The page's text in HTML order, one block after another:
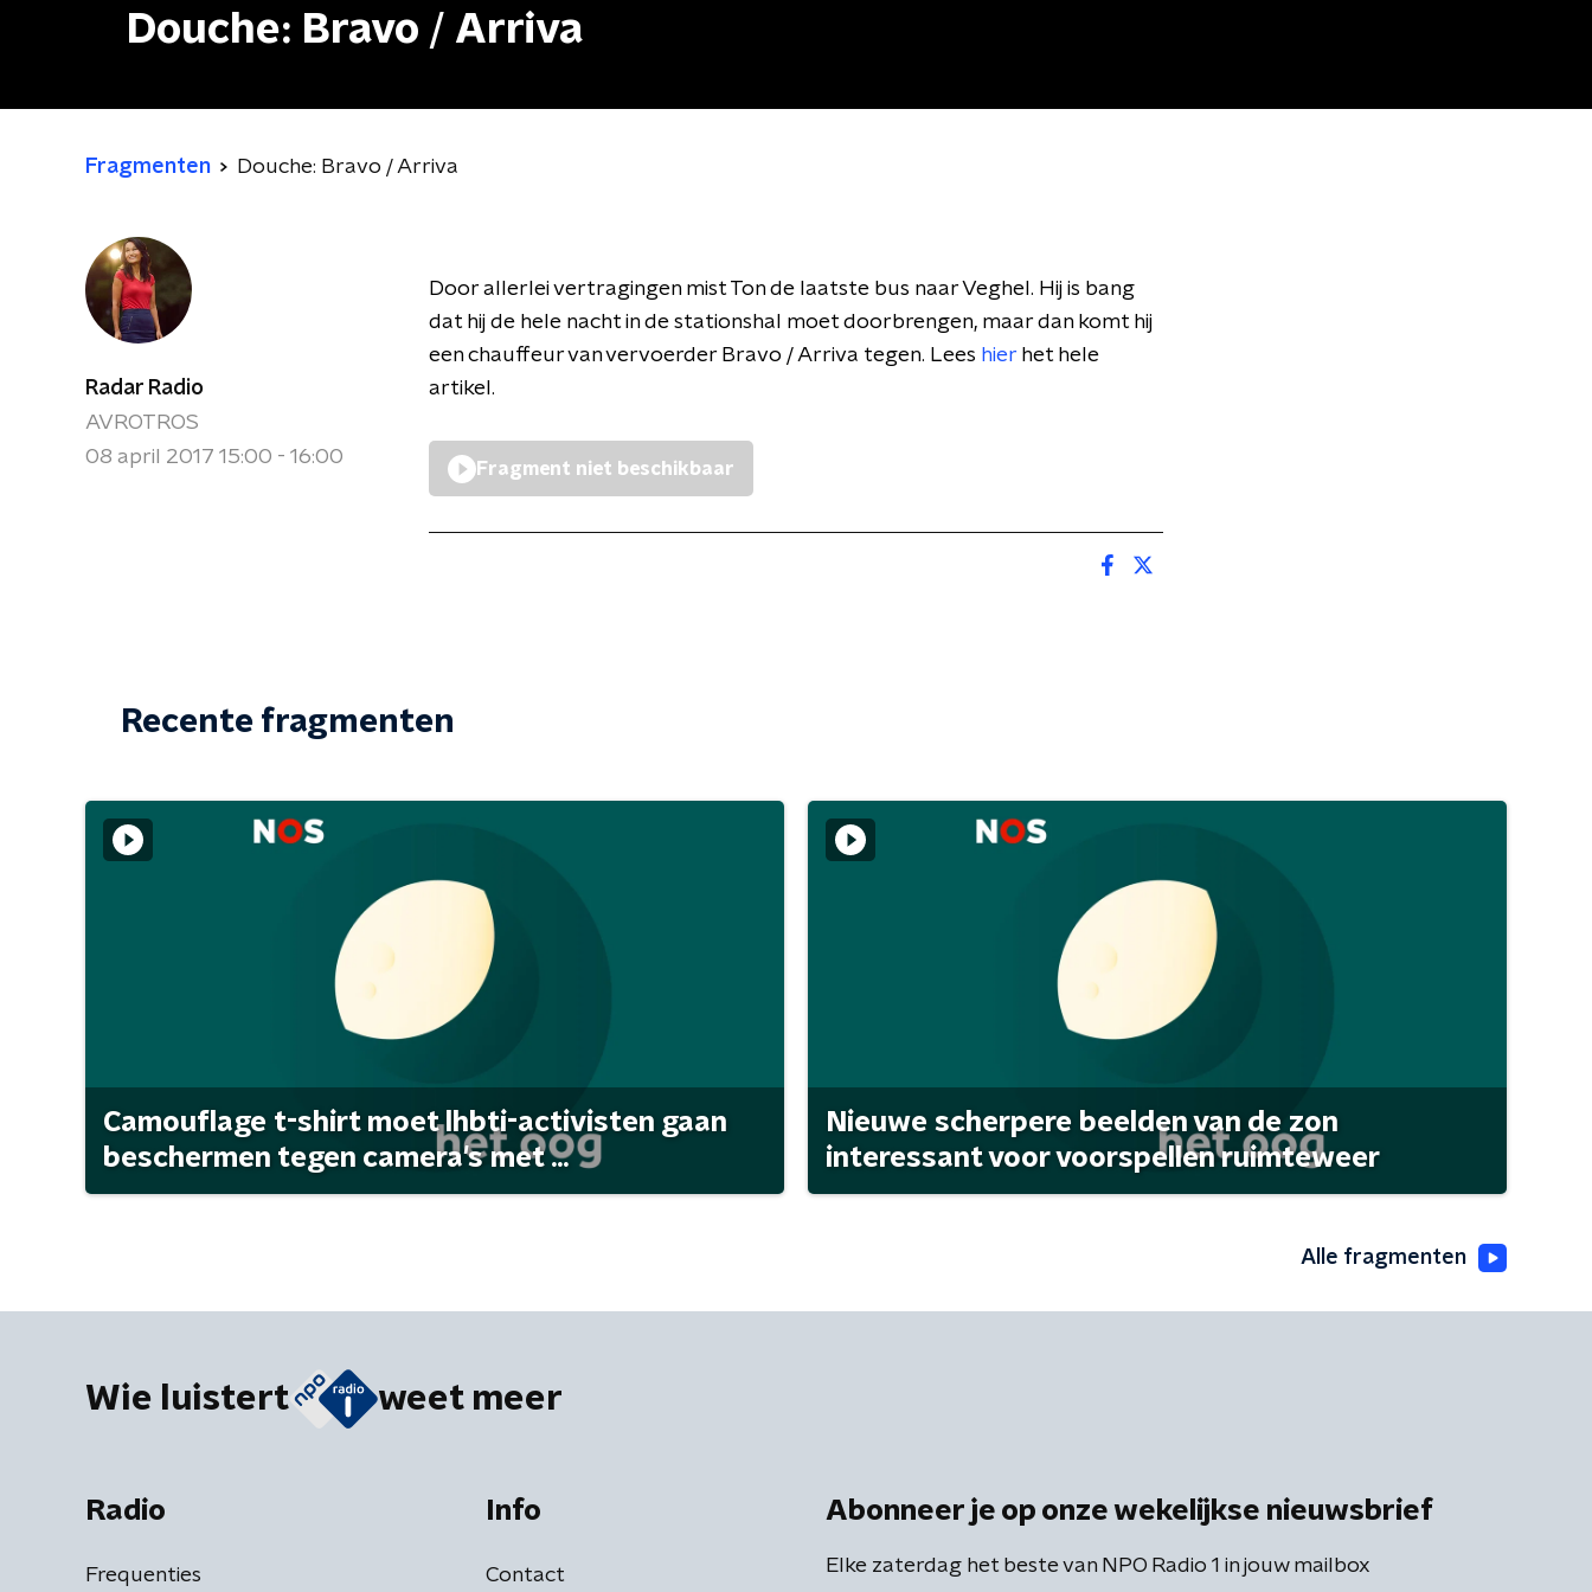
Douche: Bravo / Arriva
Fragmenten Douche: Bravo / Arriva
Radar Radio
AVROTROS
08 april 2017 15:00 - 16:00
Door allerlei vertragingen mist Ton de laatste bus naar Veghel. Hij is bang
dat hij de hele nacht in de stationshal moet doorbrengen, maar dan komt hij
een chauffeur van vervoerder Bravo / Arriva tegen. Lees hier het hele
artikel.
Fragment niet beschikbaar
Recente fragmenten
Camouflage t-shirt moet lhbti-activisten gaan
beschermen tegen camera's met ...
Nieuwe scherpere beelden van de zon
interessant voor voorspellen ruimteweer
Alle fragmenten
Wie luistert weet meer
Radio
Frequenties
Info
Contact
Abonneer je op onze wekelijkse nieuwsbrief
Elke zaterdag het beste van NPO Radio 1 in jouw mailbox